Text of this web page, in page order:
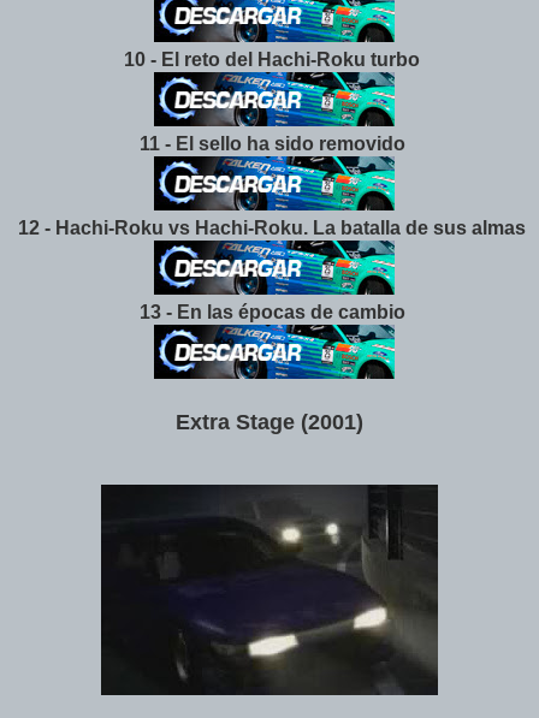
10 - El reto del Hachi-Roku turbo
11 - El sello ha sido removido
12 - Hachi-Roku vs Hachi-Roku. La batalla de sus almas
13 - En las épocas de cambio
Extra Stage (2001)